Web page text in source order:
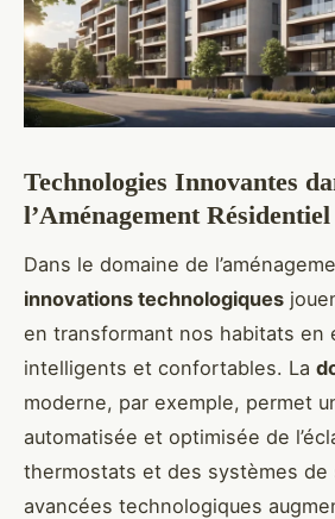
Technologies Innovantes
l’Aménagement Résidentiel
Dans le domaine de
innovations technologiques
en transformant nos habitats en
intelligents et confortables. La
moderne, par exemple, permet
automatisée et optimisée de
thermostats et des systèmes de
avancées technologiques